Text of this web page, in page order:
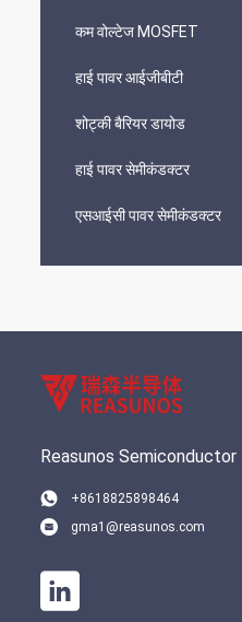
कम वोल्टेज MOSFET
हाई पावर आईजीबीटी
शोट्की बैरियर डायोड
हाई पावर सेमीकंडक्टर
एसआईसी पावर सेमीकंडक्टर
Reasunos
+8618825898464
gma1@reasunos.com